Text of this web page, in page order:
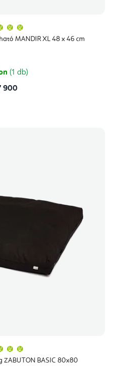
MANDIR XL 48 x 46 cm
átlagos
értékelése
csillag.
(1 db)
900
ZABUTON BASIC 80x80
átlagos
értékelése